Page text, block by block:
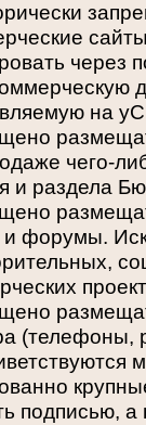
через
на
чего-
и раздела
и форумы.
(телефоны,
подписью, а